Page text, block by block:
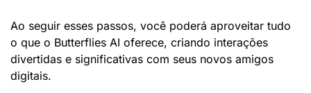
Ao seguir esses passos, você poderá aproveitar tudo
o que o Butterflies AI oferece, criando interações
divertidas e significativas com seus novos amigos
digitais.